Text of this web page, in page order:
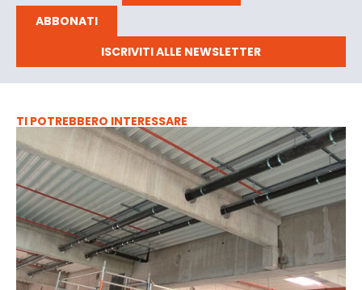
ABBONATI
ISCRIVITI ALLE NEWSLETTER
TI POTREBBERO INTERESSARE